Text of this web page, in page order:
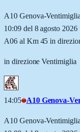
A10 Genova-
10:09 del 8 agosto
A06 al Km 45 in
in direzione Ventimiglia
14:05 A10 Genova-
A10 Genova-